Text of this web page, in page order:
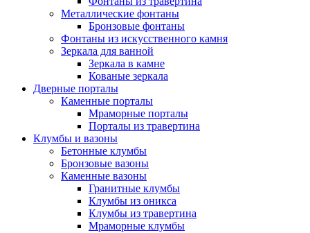
Металлические фонтаны
Бронзовые фонтаны
Фонтаны из искусственного камня
Зеркала для ванной
Зеркала в камне
Кованые зеркала
Дверные порталы
Каменные порталы
Мраморные порталы
Порталы из травертина
Клумбы и вазоны
Бетонные клумбы
Бронзовые вазоны
Каменные вазоны
Гранитные клумбы
Клумбы из оникса
Клумбы из травертина
Мраморные клумбы